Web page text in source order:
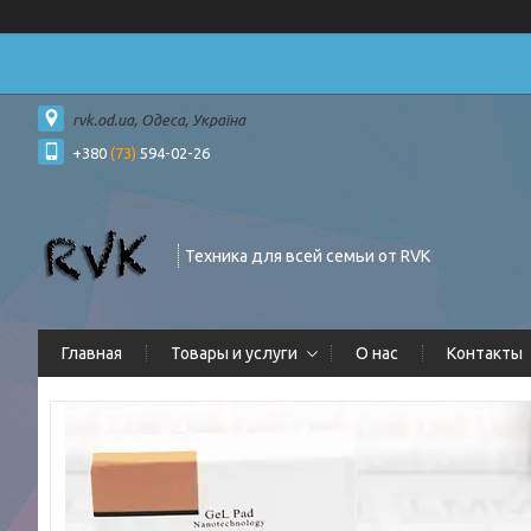
rvk.od.ua, Одеса, Україна
+380 (73) 594-02-26
Техника для всей семьи от RVK
Главная Товары и услуги О нас Контакты